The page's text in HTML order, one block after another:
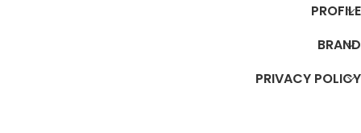
PROFILE
BRAND
PRIVACY POLICY